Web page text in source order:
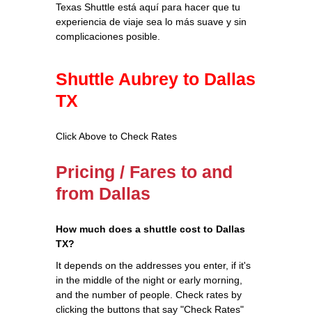
Texas Shuttle está aquí para hacer que tu
experiencia de viaje sea lo más suave y sin
complicaciones posible.
Shuttle Aubrey to Dallas
TX
Click Above to Check Rates
Pricing / Fares to and
from Dallas
How much does a shuttle cost to Dallas
TX?
It depends on the addresses you enter, if it's
in the middle of the night or early morning,
and the number of people. Check rates by
clicking the buttons that say "Check Rates"